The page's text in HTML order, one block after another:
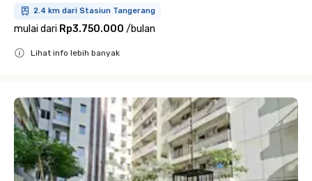
2.4 km dari Stasiun Tangerang
mulai dari Rp3.750.000 /bulan
Lihat info lebih banyak